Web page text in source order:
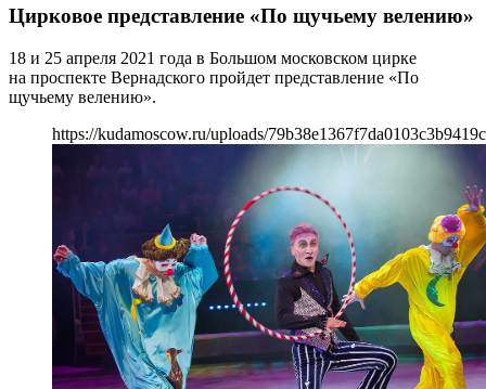
Цирковое представление «По щучьему велению»
18 и 25 апреля 2021 года в Большом московском цирке
на проспекте Вернадского пройдет представление «По
щучьему велению».
https://kudamoscow.ru/uploads/